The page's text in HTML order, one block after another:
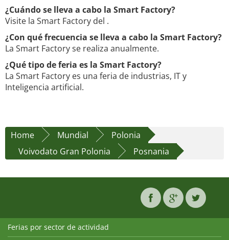
¿Cuándo se lleva a cabo la Smart Factory?
Visite la Smart Factory del .
¿Con qué frecuencia se lleva a cabo la Smart Factory?
La Smart Factory se realiza anualmente.
¿Qué tipo de feria es la Smart Factory?
La Smart Factory es una feria de industrias, IT y
Inteligencia artificial.
Home Mundial
Polonia
Voivodato Gran Polonia
Posnania
Ferias por sector de actividad